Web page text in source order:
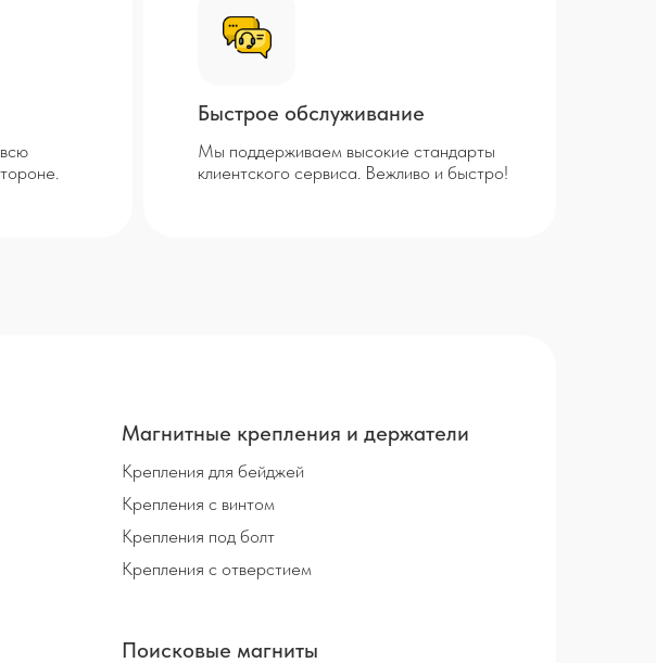
Быстрое обслуживание
Мы поддерживаем высокие стандарты
клиентского сервиса. Вежливо и быстро!
Магнитные крепления и держатели
Крепления для бейджей
Крепления с винтом
Крепления под болт
Крепления с отверстием
Поисковые магниты